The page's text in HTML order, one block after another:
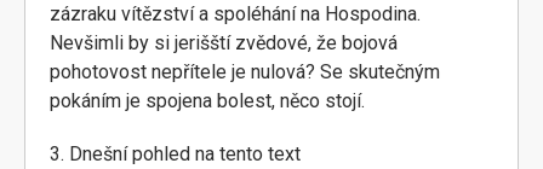
zázraku vítězství a spoléhání na Hospodina.
Nevšimli by si jerišští zvědové, že bojová
pohotovost nepřítele je nulová? Se skutečným
pokáním je spojena bolest, něco stojí.
3. Dnešní pohled na tento text